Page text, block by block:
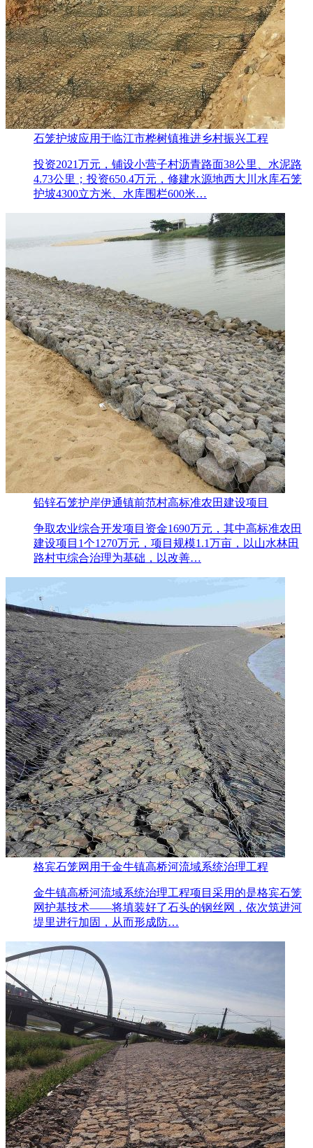
石笼护坡应用于临江市桦树镇推进乡村振兴工程
投资2021万元，铺设小营子村沥青路面38公里、水泥路
4.73公里；投资650.4万元，修建水源地西大川水库石笼
护坡4300立方米、水库围栏600米…
铅锌石笼护岸伊通镇前范村高标准农田建设项目
争取农业综合开发项目资金1690万元，其中高标准农田
建设项目1个1270万元，项目规模1.1万亩，以山水林田
路村屯综合治理为基础，以改善…
格宾石笼网用于金牛镇高桥河流域系统治理工程
金牛镇高桥河流域系统治理工程项目采用的是格宾石笼
网护基技术——将填装好了石头的钢丝网，依次筑进河
堤里进行加固，从而形成防…